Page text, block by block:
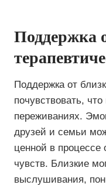
Поддержка
Поддержка от
почувствовать,
переживаниях.
друзей и семьи
ценной в процессе
чувств. Близкие
выслушивания,